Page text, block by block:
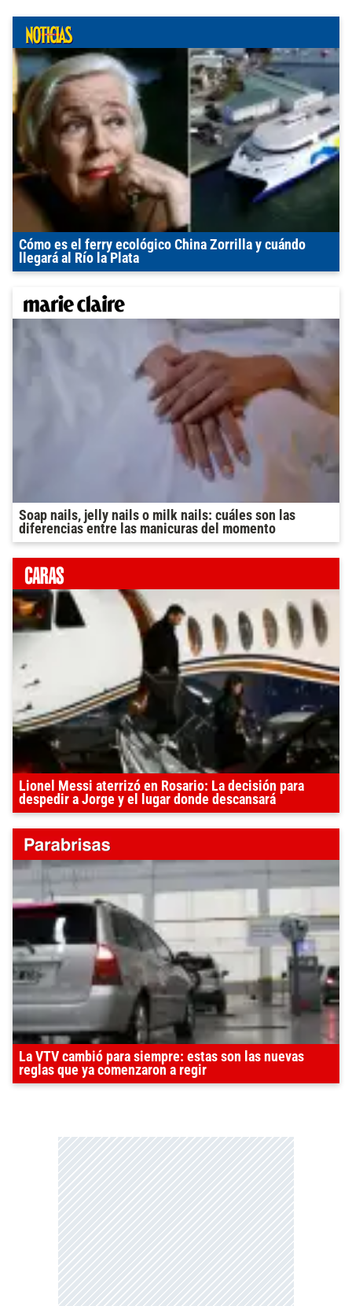
Cómo es el ferry ecológico China Zorrilla y cuándo
llegará al Río la Plata
Soap nails, jelly nails o milk nails: cuáles son las
diferencias entre las manicuras del momento
Lionel Messi aterrizó en Rosario: La decisión para
despedir a Jorge y el lugar donde descansará
La VTV cambió para siempre: estas son las nuevas
reglas que ya comenzaron a regir